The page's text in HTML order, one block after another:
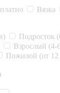
Вязка
Подросток
Взрослый (4-
Пожилой (от 12